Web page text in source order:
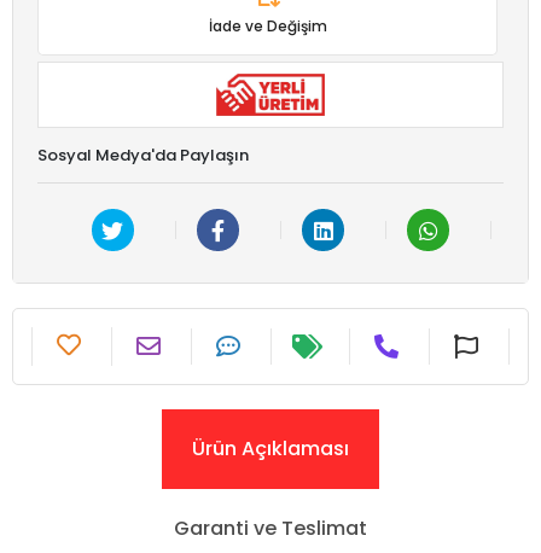
İade ve Değişim
Sosyal Medya'da Paylaşın
Ürün Açıklaması
Garanti ve Teslimat